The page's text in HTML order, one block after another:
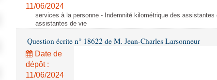
11/06/2024
services à la personne - Indemnité kilométrique des
assistantes de vie
Question écrite n° 18622 de M. Jean-Charles Larsonneur
Date de
dépôt :
11/06/2024